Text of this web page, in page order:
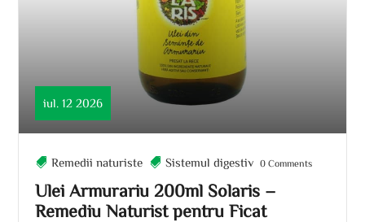
Ulei Armurariu 200ml Solaris –
Remediu Naturist pentru Ficat
iul. 12 2026
Remedii naturiste Sistemul digestiv 0 Comments